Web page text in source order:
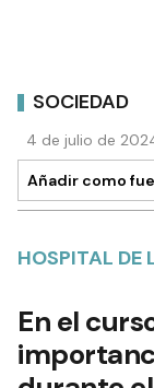
SOCIEDAD
4 de julio de
Añadir como
HOSPITAL DE
En el